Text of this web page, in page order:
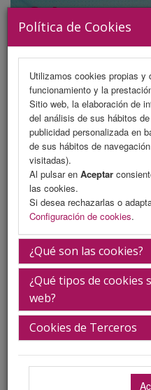
Política de Cookies
Utilizamos cookies propias y
funcionamiento y la
Sitio web, la elaboración de
del análisis de sus hábitos
publicidad personalizada en
de sus hábitos de
visitadas).
Al pulsar en Aceptar
las cookies.
Si desea rechazarlas o
Configuración de cookies.
¿Qué son las cookies?
¿Qué tipos de cookies
web?
Cookies de Terceros
MENU
Comité Organizador
Comité Científico
Comité De Honor
Comité
Miembro
Emergencias 061.
Biografía